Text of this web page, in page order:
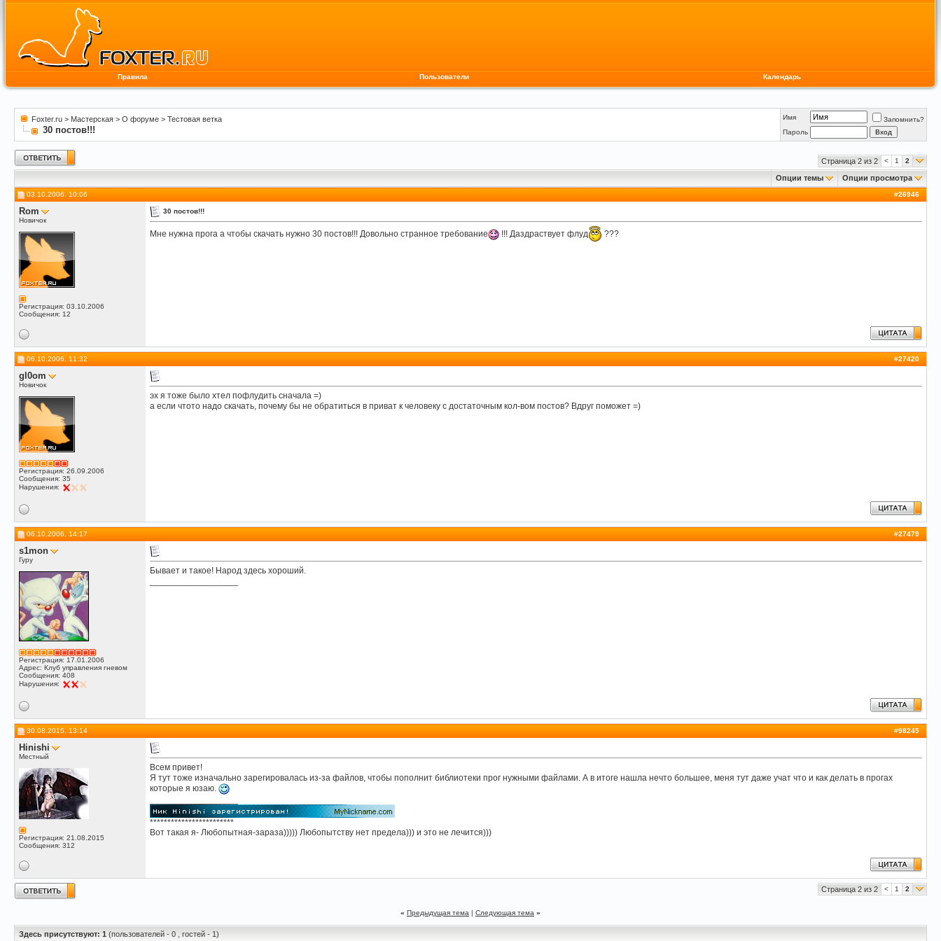
Правила Пользователи Календарь
Foxter.ru > Мастерская > О форуме > Тестовая ветка
30 постов!!!
Имя
Запомнить?
Пароль
Страница 2 из 2 < 1 2
Опции темы Опции просмотра
03.10.2006, 10:06 #26946
Rom
Новичок
Регистрация: 03.10.2006
Сообщения: 12
30 постов!!!
Мне нужна прога а чтобы скачать нужно 30 постов!!! Довольно странное требование !!! Даздраствует флуд ???
06.10.2006, 11:32 #27420
gl0om
Новичок
Регистрация: 26.09.2006
Сообщения: 35
Нарушения:
эх я тоже было хтел пофлудить сначала =)
а если чтото надо скачать, почему бы не обратиться в приват к человеку с достаточным кол-вом постов? Вдруг поможет =)
06.10.2006, 14:17 #27479
s1mon
Гуру
Регистрация: 17.01.2006
Адрес: Клуб управления гневом
Сообщения: 408
Нарушения:
Бывает и такое! Народ здесь хороший.
30.08.2015, 13:14 #98245
Hinishi
Местный
Регистрация: 21.08.2015
Сообщения: 312
Всем привет!
Я тут тоже изначально зарегировалась из-за файлов, чтобы пополнит библиотеки прог нужными файлами. А в итоге нашла нечто большее, меня тут даже учат что и как делать в прогах
которые я юзаю.
************************
Вот такая я- Любопытная-зараза))))) Любопытству нет предела))) и это не лечится)))
Страница 2 из 2 < 1 2
« Предыдущая тема | Следующая тема »
Здесь присутствуют: 1 (пользователей - 0 , гостей - 1)